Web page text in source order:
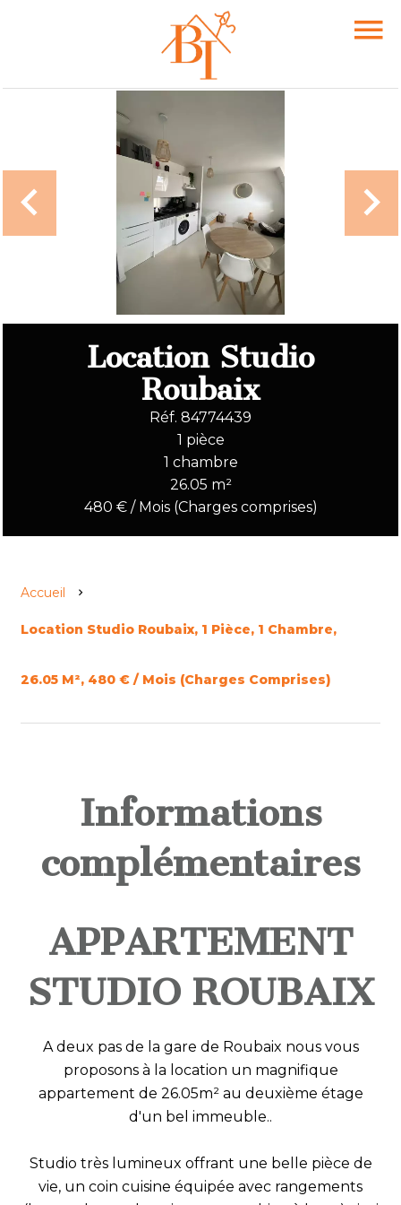
Location Studio
Roubaix
Réf. 84774439
1 pièce
1 chambre
26.05 m²
480 € / Mois (Charges comprises)
Accueil
Location Studio Roubaix, 1 Pièce, 1 Chambre,
26.05 M², 480 € / Mois (Charges Comprises)
Informations
complémentaires
APPARTEMENT
STUDIO ROUBAIX
A deux pas de la gare de Roubaix nous vous
proposons à la location un magnifique
appartement de 26.05m² au deuxième étage
d'un bel immeuble..
Studio très lumineux offrant une belle pièce de
vie, un coin cuisine équipée avec rangements